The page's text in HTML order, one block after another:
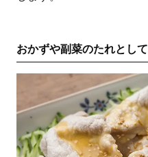
おかずや副菜のたれとして